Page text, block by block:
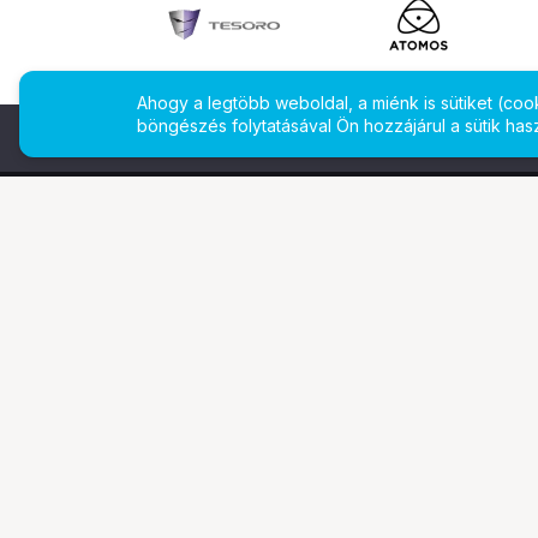
Ahogy a legtöbb weboldal, a miénk is sütiket
böngészés folytatásával Ön hozzájárul a sütik